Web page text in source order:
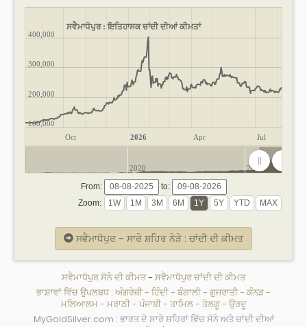
ਸਵੈਮਾਧੋਪੁਰ : ਇਤਿਹਾਸਕ ਚਾਂਦੀ ਦੀਆਂ ਕੀਮਤਾਂ
Oct 2026 Apr Jul
100,000
200,000
300,000
400,000
2020 2025
From:
to:
Zoom:
ਸਵੈਮਾਧੋਪੁਰ - ਸਾਰੇ ਸ਼ਹਿਰ ਨੇੜੇ : ਚਾਂਦੀ ਦੀ ਕੀਮਤ
ਸਵੈਮਾਧੋਪੁਰ ਸੋਨੇ ਦੀ ਕੀਮਤ- ਸਵੈਮਾਧੋਪੁਰ ਚਾਂਦੀ ਦੀ ਕੀਮਤ
ਭਾਸ਼ਾਵਾਂ ਵਿੱਚ ਉਪਲਬਧ : ਅੰਗਰੇਜ਼ੀ- ਹਿੰਦੀ- ਬੰਗਾਲੀ- ਗੁਜਰਾਤੀ- ਕੰਨੜ-
ਮਲਿਆਲਮ- ਮਰਾਠੀ- ਪੰਜਾਬੀ- ਤਾਮਿਲ- ਤੇਲਗੂ- ਉਰਦੂ
MyGoldSilver.com : ਭਾਰਤ ਦੇ ਸਾਰੇ ਸ਼ਹਿਰਾਂ ਵਿੱਚ ਸੋਨੇ ਅਤੇ ਚਾਂਦੀ ਦੀਆਂ